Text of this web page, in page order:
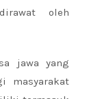
oleh
jawa yang
masyarakat